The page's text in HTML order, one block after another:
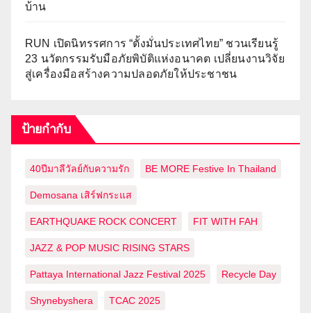
บ้าน
RUN เปิดนิทรรศการ “ตั้งมั่นประเทศไทย” ชวนเรียนรู้
23 นวัตกรรมรับมือภัยพิบัติแห่งอนาคต เปลี่ยนงานวิจัย
สู่เครื่องมือสร้างความปลอดภัยให้ประชาชน
ป้ายกำกับ
40ปีมาลีวัลย์กับความรัก BE MORE Festive In Thailand
Demosana เสิร์ฟกระแส
EARTHQUAKE ROCK CONCERT FIT WITH FAH
JAZZ & POP MUSIC RISING STARS
Pattaya International Jazz Festival 2025 Recycle Day
Shynebyshera TCAC 2025